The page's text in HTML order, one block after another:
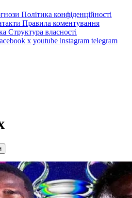
Політика конфіденційності
Правила коментування
Структура власності
x youtube instagram telegram